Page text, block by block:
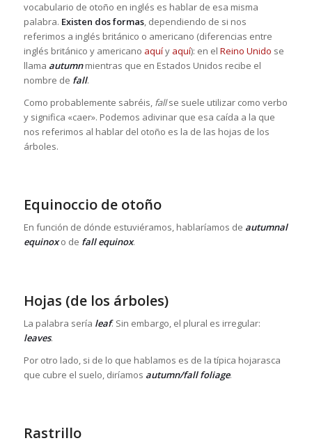
vocabulario de otoño en inglés es hablar de esa misma
palabra. Existen dos formas, dependiendo de si nos
referimos a inglés británico o americano (diferencias entre
inglés británico y americano aquíy aquí): en el Reino Unido se
llama autumnmientras que en Estados Unidos recibe el
nombre de fall.
Como probablemente sabréis, fallse suele utilizar como verbo
y significa «caer». Podemos adivinar que esa caída a la que
nos referimos al hablar del otoño es la de las hojas de los
árboles.
Equinoccio de otoño
En función de dónde estuviéramos, hablaríamos de autumnal
equinoxo de fall equinox.
Hojas (de los árboles)
La palabra sería leaf. Sin embargo, el plural es irregular:
leaves.
Por otro lado, si de lo que hablamos es de la típica hojarasca
que cubre el suelo, diríamos autumn/fall foliage.
Rastrillo